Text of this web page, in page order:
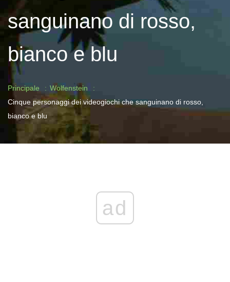
sanguinano di rosso,
bianco e blu
Principale
Wolfenstein
Cinque personaggi dei videogiochi che sanguinano di rosso,
bianco e blu
ad